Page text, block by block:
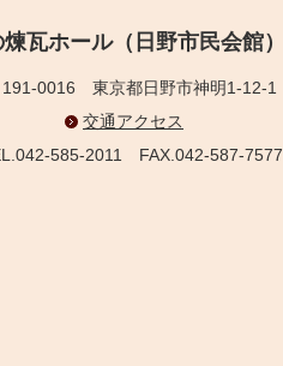
瓦ホール（日野市民会館）
0016 東京都日野市神明1-12-1
交通アクセス
585-2011 FAX.042-587-7577